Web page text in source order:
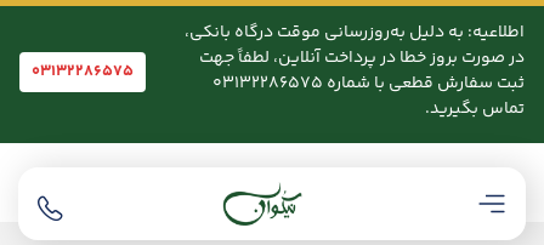
اطلاعیه: به دلیل به‌روزرسانی موقت درگاه بانکی،
در صورت بروز خطا در پرداخت آنلاین، لطفاً جهت
ثبت سفارش قطعی با شماره 03132286575
تماس بگیرید.
03132286575